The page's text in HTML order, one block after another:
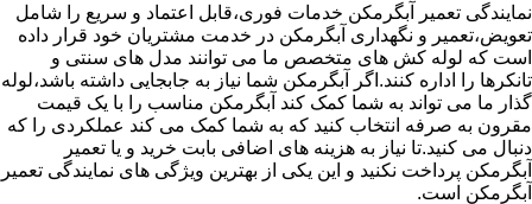
نمایندگی تعمیر آبگرمکن خدمات فوری،قابل اعتماد و سریع را شامل
تعویض،تعمیر و نگهداری آبگرمکن در خدمت مشتریان خود قرار داده
است که لوله کش های متخصص ما می توانند مدل های سنتی و
تانکرها را اداره کنند.اگر آبگرمکن شما نیاز به جابجایی داشته باشد،لوله
گذار ما می تواند به شما کمک کند آبگرمکن مناسب را با یک قیمت
مقرون به صرفه انتخاب کنید که به شما کمک می کند عملکردی را که
دنبال می کنید.تا نیاز به هزینه های اضافی بابت خرید و یا تعمیر
آبگرمکن پرداخت نکنید و این یکی از بهترین ویژگی های نمایندگی تعمیر
آبگرمکن است.